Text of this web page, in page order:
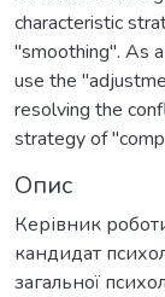
characteristic
"smoothing". As
use the
resolving the
strategy of
Опис
Керівник
кандидат
загальної